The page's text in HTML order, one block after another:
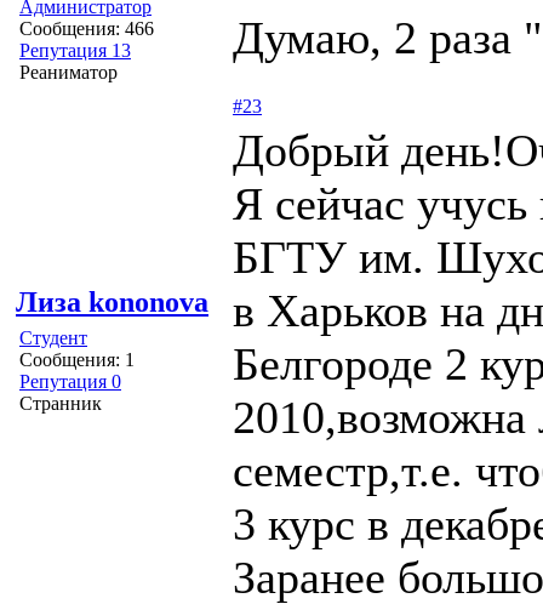
Администратор
Сообщения: 466
Репутация 13
Реаниматор
Думаю, 2 раза
Лиза kononova
Студент
Сообщения: 1
Репутация 0
Странник
#23
Добрый
Я сейчас
БГТУ им.
в Харьков на
Белгороде 2
2010,возможна
семестр,т.е.
3 курс в
Заранее